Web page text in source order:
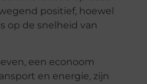
positief, hoewel
op de snelheid van
een econoom
en energie, zijn